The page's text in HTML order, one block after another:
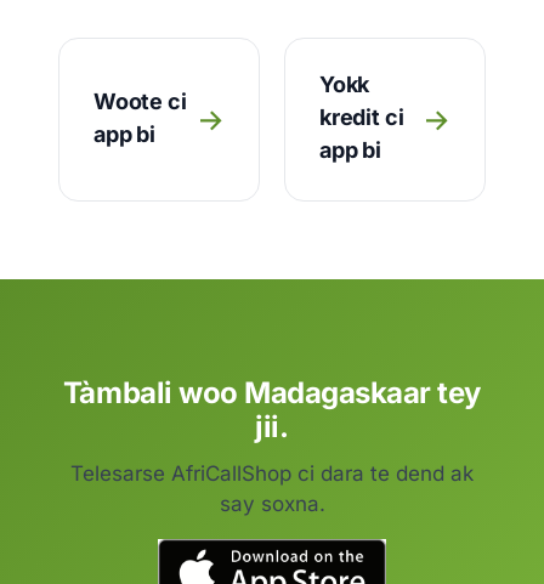
Woote ci
app bi
→
Yokk
kredit ci
app bi
→
Tàmbali woo Madagaskaar tey
jii.
Telesarse AfriCallShop ci dara te dend ak
say soxna.